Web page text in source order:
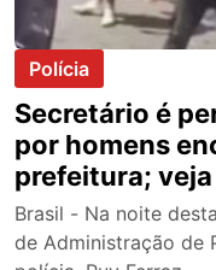
Polícia
Secretário é
por homens
prefeitura;
Brasil - Na noite
de Administração de